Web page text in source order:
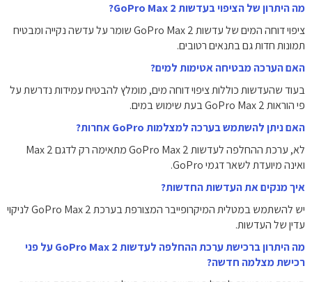
מה היתרון של הציפוי בעדשות GoPro Max 2?
ציפוי דוחה המים של עדשות GoPro Max 2 שומר על עדשה נקייה ומבטיח
תמונות חדות גם בתנאים רטובים.
האם הערכה מבטיחה אטימות למים?
בעוד שהעדשות כוללות ציפוי דוחה מים, מומלץ להבטיח עמידות נדרשת על
פי הוראות GoPro Max 2 בעת שימוש במים.
האם ניתן להשתמש בערכה למצלמות GoPro אחרות?
לא, ערכת ההחלפה לעדשות GoPro Max 2 מתאימה רק לדגם Max 2
ואינה מיועדת לשאר דגמי GoPro.
איך מנקים את העדשות החדשות?
יש להשתמש במטלית המיקרופייבר המצורפת בערכת GoPro Max 2 לניקוי
עדין של העדשות.
מה היתרון ברכישת ערכת ההחלפה לעדשות GoPro Max 2 על פני
רכישת מצלמה חדשה?